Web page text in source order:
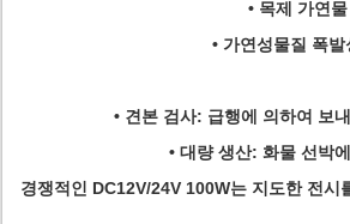
• 목제 가연
• 가연성물질 폭
• 견본 검사: 급행에 의하여 보
• 대량 생산: 화물 선박
경쟁적인 DC12V/24V 100W는 지도한 전